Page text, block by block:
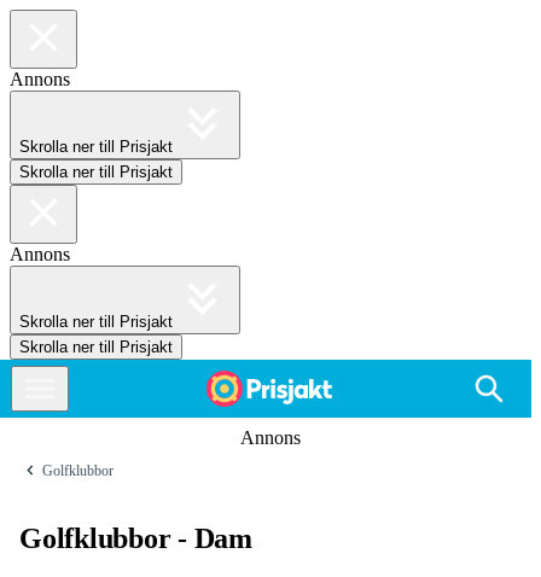
Annons
Skrolla ner till Prisjakt
Skrolla ner till Prisjakt
Annons
Skrolla ner till Prisjakt
Skrolla ner till Prisjakt
Annons
Golfklubbor
Golfklubbor - Dam